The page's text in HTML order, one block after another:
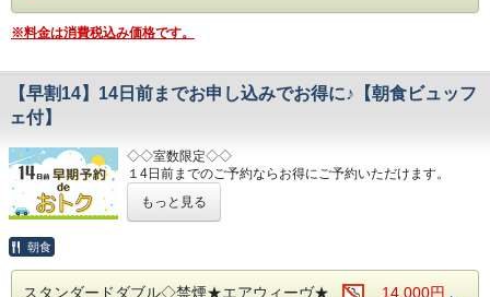
す。
JR名古屋駅から徒歩４分
名鉄名古屋駅のすぐ上
ご予約お待ちしてます(*^o^)ノ
※料金は消費税込み価格です。
【早割14】14日前までお申し込みでお得に♪【朝食ビュッフ
ェ付】
◇◇室数限定◇◇
１4日前までのご予約ならお得にご予約いただけます。
☆先のご予定がお決まりのお客様には断然オトク☆
もっと見る
朝食
スタンダードダブル◇禁煙★エアウィーヴ★
14,000円